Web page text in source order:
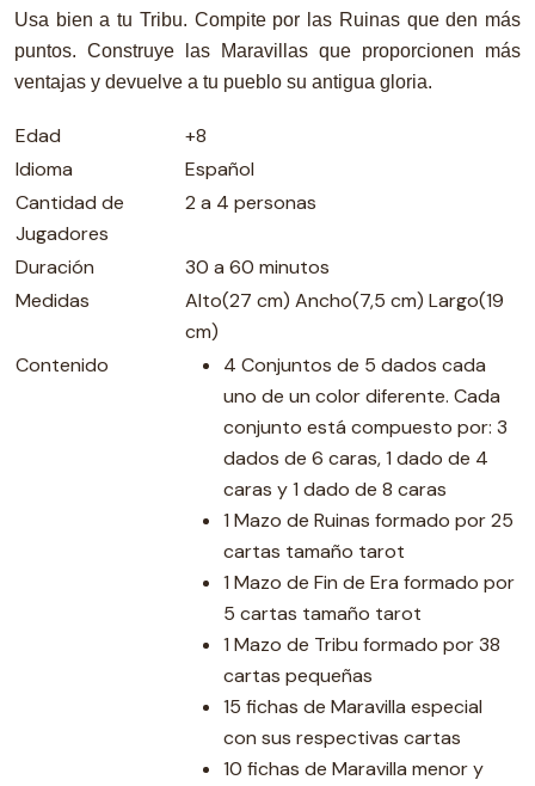
Usa bien a tu Tribu. Compite por las Ruinas que den más
puntos. Construye las Maravillas que proporcionen más
ventajas y devuelve a tu pueblo su antigua gloria.
Edad
+8
Idioma
Español
Cantidad de
Jugadores
2 a 4 personas
Duración
30 a 60 minutos
Medidas
Alto(27 cm) Ancho(7,5 cm) Largo(19
cm)
Contenido
4 Conjuntos de 5 dados cada
uno de un color diferente. Cada
conjunto está compuesto por: 3
dados de 6 caras, 1 dado de 4
caras y 1 dado de 8 caras
1 Mazo de Ruinas formado por 25
cartas tamaño tarot
1 Mazo de Fin de Era formado por
5 cartas tamaño tarot
1 Mazo de Tribu formado por 38
cartas pequeñas
15 fichas de Maravilla especial
con sus respectivas cartas
10 fichas de Maravilla menor y